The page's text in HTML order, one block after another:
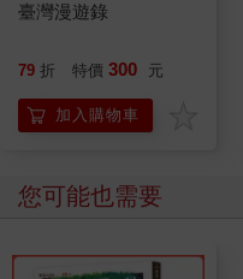
臺灣漫遊錄
79 折 特價 300 元
加入購物車
您可能也需要